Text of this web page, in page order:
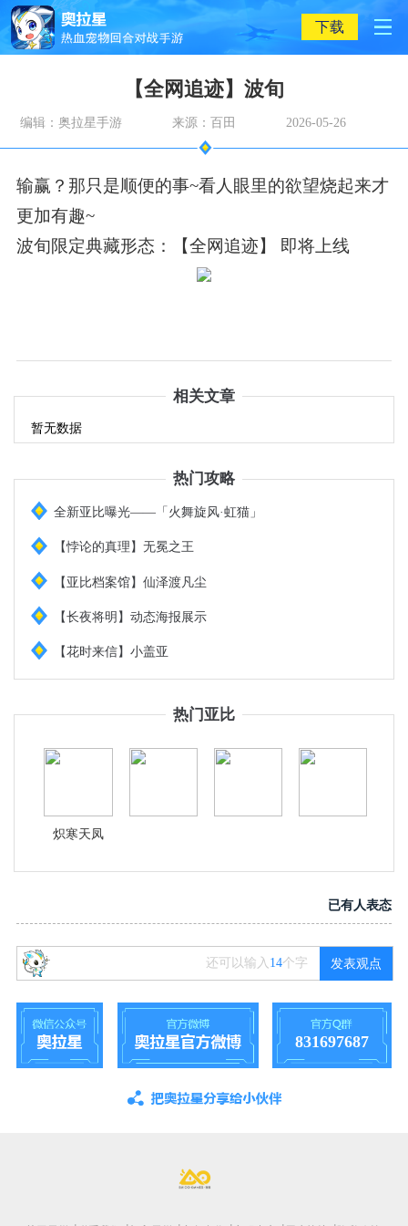
下载
【全网追迹】波旬
编辑：奥拉星手游 来源：百田 2026-05-26
输赢？那只是顺便的事~看人眼里的欲望烧起来才
更加有趣~
波旬限定典藏形态：【全网追迹】 即将上线
相关文章
暂无数据
热门攻略
全新亚比曝光——「火舞旋风·虹猫」
【悖论的真理】无冕之王
【亚比档案馆】仙泽渡凡尘
【长夜将明】动态海报展示
【花时来信】小盖亚
热门亚比
炽寒天凤
已有人表态
还可以输入 14个字 发表观点
831697687